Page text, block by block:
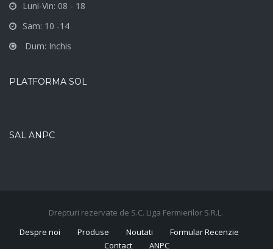
Luni-Vin: 08 - 18
Sam: 10 -14
Dum: Inchis
PLATFORMA SOL
SAL ANPC
Drepturi rezervate de S.C. Liga Fermierilor S.R.L.
Despre noi
Produse Noutati
Formular Recenzie
Contact
ANPC